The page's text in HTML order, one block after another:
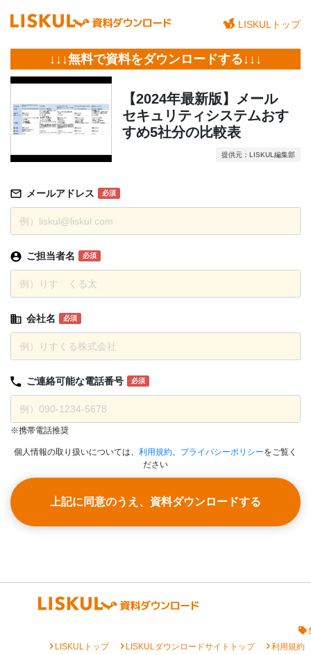
LISKULトップ
↓↓↓無料で資料をダウンロードする↓↓↓
【2024年最新版】メール
セキュリティシステムおす
すめ5社分の比較表
提供元：LISKUL編集部
メールアドレス 必須
ご担当者名 必須
会社名 必須
ご連絡可能な電話番号 必須
※携帯電話推奨
個人情報の取り扱いについては、 利用規約、 プライバシーポリシーをご覧く
ださい
上記に同意のうえ、資料ダウンロードする
chevron_rightLISKULトップ chevron_rightLISKULダウンロードサイトトップ chevron_right利用規約